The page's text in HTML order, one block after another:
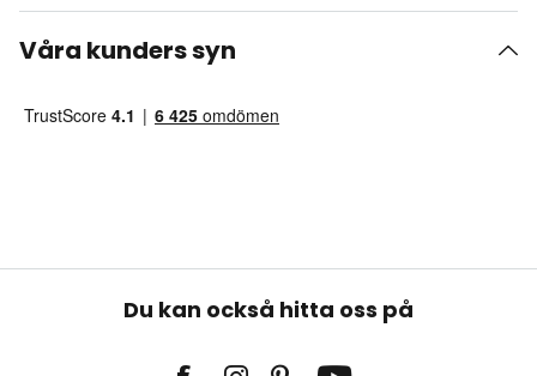
Våra kunders syn
Du kan också hitta oss på